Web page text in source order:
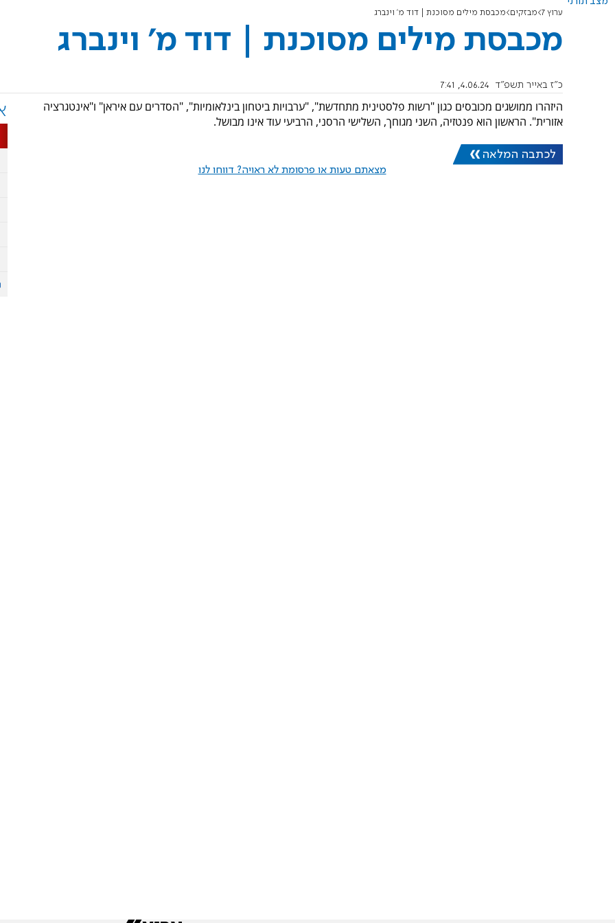
ערוץ 7 מבזקים מכבסת מילים מסוכנת | דוד מ' וינברג
מכבסת מילים מסוכנת | דוד מ' וינברג
כ"ז באייר תשפ"ד 4.06.24, 7:41
היזהרו ממושגים מכובסים כגון "רשות פלסטינית מתחדשת", "ערבויות ביטחון בינלאומיות", "הסדרים עם איראן" ו"אינטגרציה
אזורית". הראשון הוא פנטזיה, השני מגוחך, השלישי הרסני, הרביעי עוד אינו מבושל.
לכתבה המלאה
מצאתם טעות או פרסומת לא ראויה? דווחו לנו